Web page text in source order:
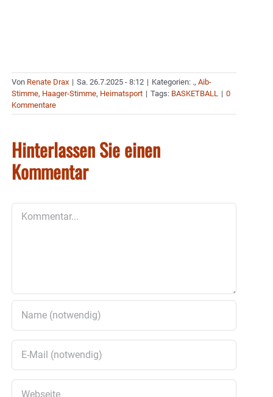
Von Renate Drax | Sa. 26.7.2025 - 8:12 | Kategorien: ., Aib-
Stimme, Haager-Stimme, Heimatsport | Tags: BASKETBALL | 0
Kommentare
Hinterlassen Sie einen
Kommentar